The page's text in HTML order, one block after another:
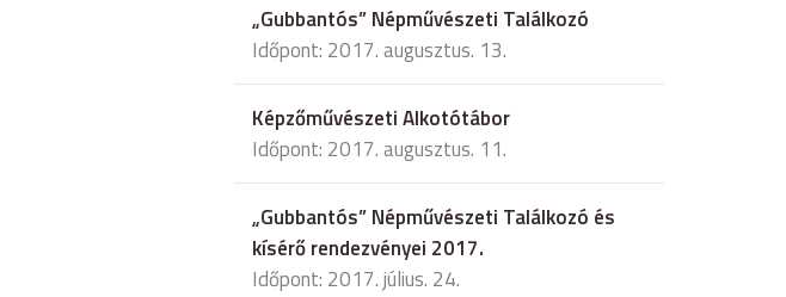
„Gubbantós” Népművészeti Találkozó
Időpont: 2017. augusztus. 13.
Képzőművészeti Alkotótábor
Időpont: 2017. augusztus. 11.
„Gubbantós” Népművészeti Találkozó és
kísérő rendezvényei 2017.
Időpont: 2017. július. 24.